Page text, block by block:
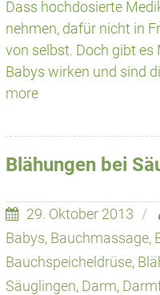
Dass hochdosierte
nehmen, dafür nicht in
von selbst. Doch gibt es
Babys wirken und sind
more
Blähungen bei
29. Oktober 2013
Babys, Bauchmassage,
Bauchspeicheldrüse,
Säuglingen, Darm,